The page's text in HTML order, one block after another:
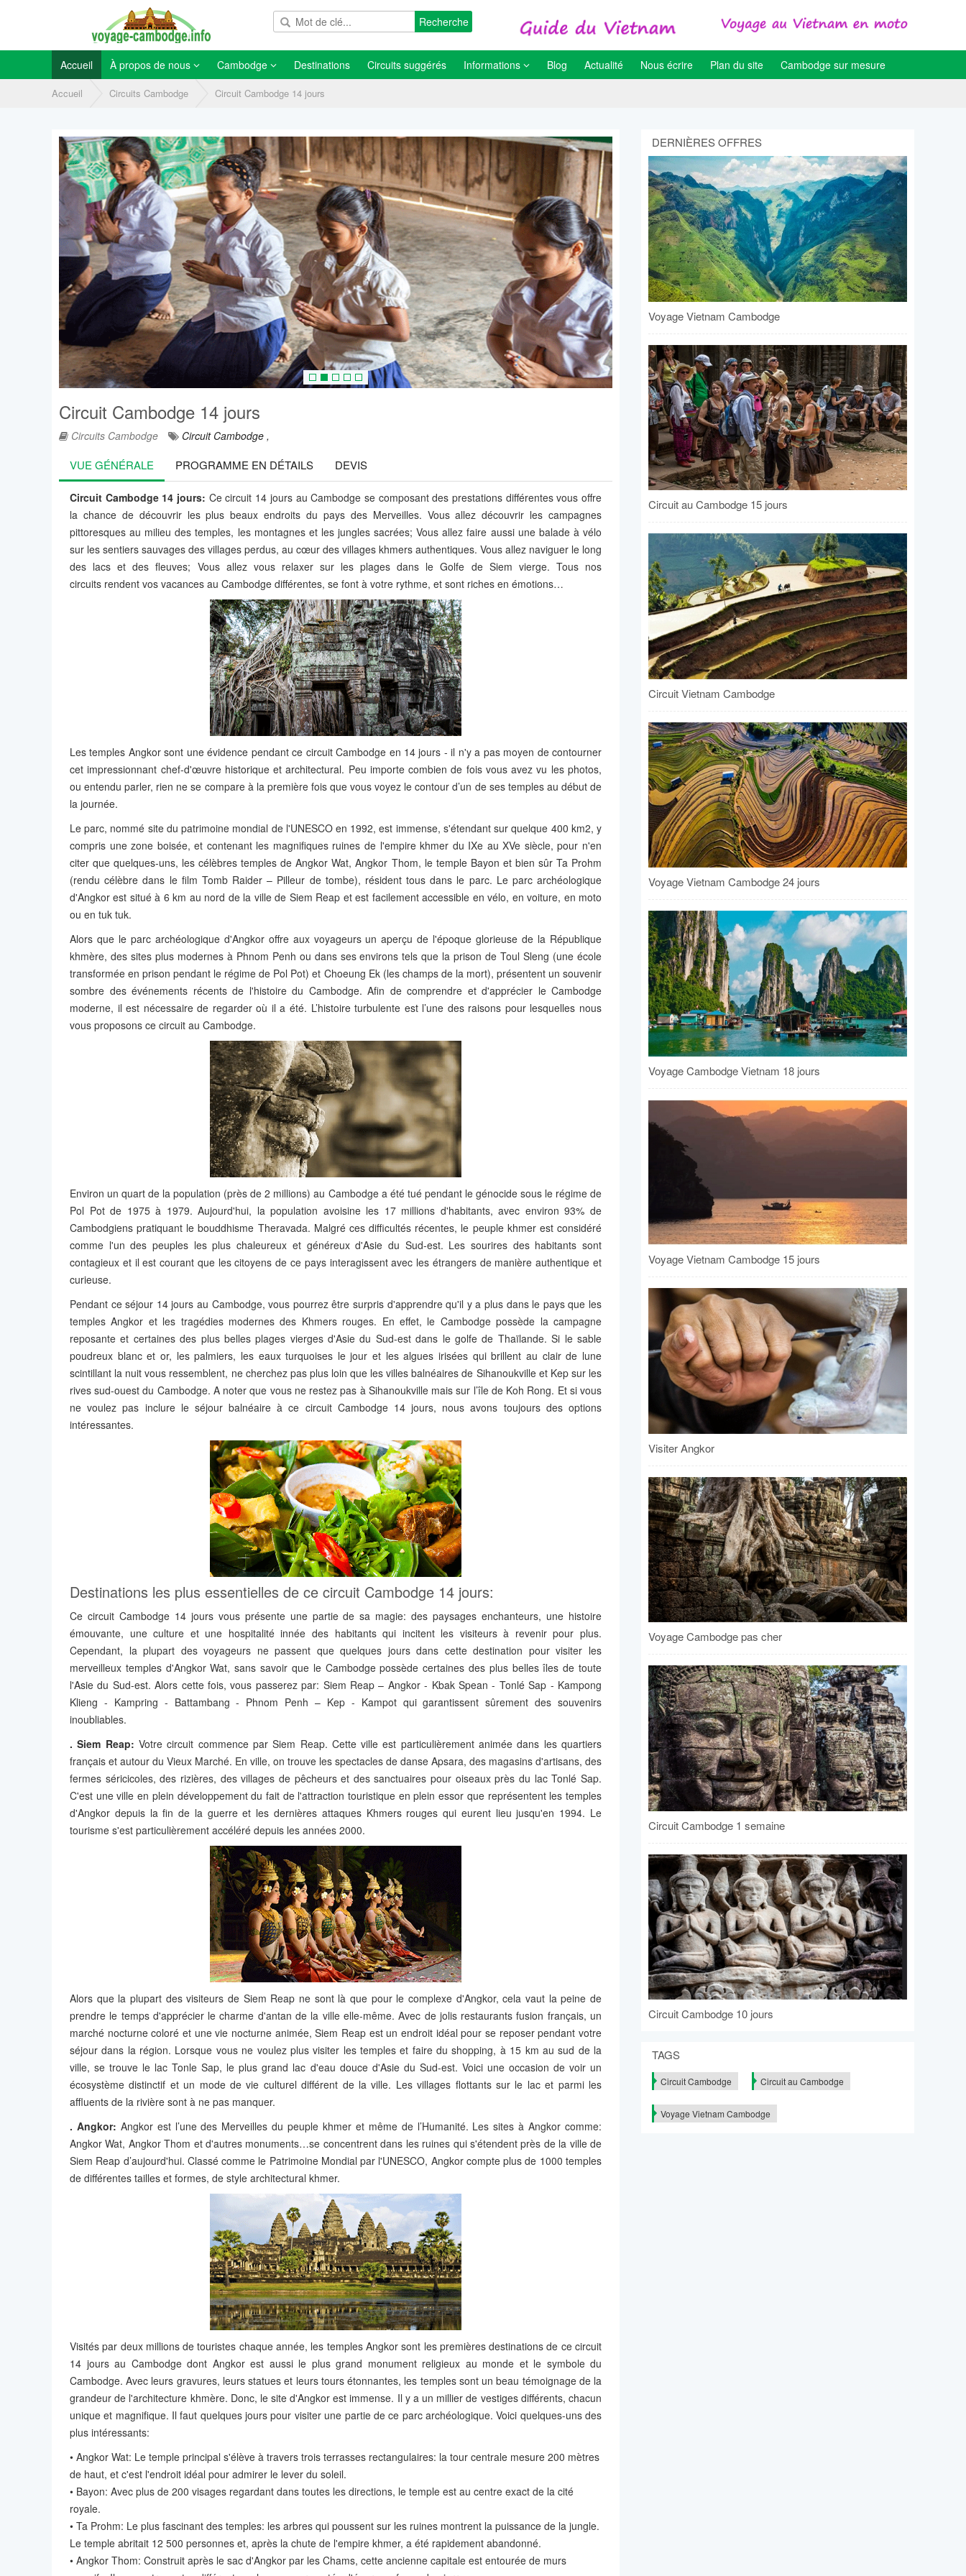
Recherche
Accueil À propos de nous Cambodge Destinations Circuits suggérés Informations Blog Actualité Nous écrire Plan du site Cambodge sur mesure
Accueil Circuits Cambodge Circuit Cambodge 14 jours
Circuit Cambodge 14 jours
Circuits Cambodge Circuit Cambodge ,
VUE GÉNÉRALE PROGRAMME EN DÉTAILS DEVIS
Circuit Cambodge 14 jours: Ce circuit 14 jours au Cambodge se composant des prestations différentes vous offre
la chance de découvrir les plus beaux endroits du pays des Merveilles. Vous allez découvrir les campagnes
pittoresques au milieu des temples, les montagnes et les jungles sacrées; Vous allez faire aussi une balade à vélo
sur les sentiers sauvages des villages perdus, au cœur des villages khmers authentiques. Vous allez naviguer le long
des lacs et des fleuves; Vous allez vous relaxer sur les plages dans le Golfe de Siem vierge. Tous nos
circuits rendent vos vacances au Cambodge différentes, se font à votre rythme, et sont riches en émotions…
Les temples Angkor sont une évidence pendant ce circuit Cambodge en 14 jours - il n'y a pas moyen de contourner
cet impressionnant chef-d'œuvre historique et architectural. Peu importe combien de fois vous avez vu les photos,
ou entendu parler, rien ne se compare à la première fois que vous voyez le contour d’un de ses temples au début de
la journée.
Le parc, nommé site du patrimoine mondial de l'UNESCO en 1992, est immense, s'étendant sur quelque 400 km2, y
compris une zone boisée, et contenant les magnifiques ruines de l'empire khmer du IXe au XVe siècle, pour n'en
citer que quelques-uns, les célèbres temples de Angkor Wat, Angkor Thom, le temple Bayon et bien sûr Ta Prohm
(rendu célèbre dans le film Tomb Raider – Pilleur de tombe), résident tous dans le parc. Le parc archéologique
d'Angkor est situé à 6 km au nord de la ville de Siem Reap et est facilement accessible en vélo, en voiture, en moto
ou en tuk tuk.
Alors que le parc archéologique d'Angkor offre aux voyageurs un aperçu de l'époque glorieuse de la République
khmère, des sites plus modernes à Phnom Penh ou dans ses environs tels que la prison de Toul Sleng (une école
transformée en prison pendant le régime de Pol Pot) et Choeung Ek (les champs de la mort), présentent un souvenir
sombre des événements récents de l'histoire du Cambodge. Afin de comprendre et d'apprécier le Cambodge
moderne, il est nécessaire de regarder où il a été. L’histoire turbulente est l’une des raisons pour lesquelles nous
vous proposons ce circuit au Cambodge.
Environ un quart de la population (près de 2 millions) au Cambodge a été tué pendant le génocide sous le régime de
Pol Pot de 1975 à 1979. Aujourd'hui, la population avoisine les 17 millions d'habitants, avec environ 93% de
Cambodgiens pratiquant le bouddhisme Theravada. Malgré ces difficultés récentes, le peuple khmer est considéré
comme l'un des peuples les plus chaleureux et généreux d'Asie du Sud-est. Les sourires des habitants sont
contagieux et il est courant que les citoyens de ce pays interagissent avec les étrangers de manière authentique et
curieuse.
Pendant ce séjour 14 jours au Cambodge, vous pourrez être surpris d'apprendre qu'il y a plus dans le pays que les
temples Angkor et les tragédies modernes des Khmers rouges. En effet, le Cambodge possède la campagne
reposante et certaines des plus belles plages vierges d'Asie du Sud-est dans le golfe de Thaïlande. Si le sable
poudreux blanc et or, les palmiers, les eaux turquoises le jour et les algues irisées qui brillent au clair de lune
scintillant la nuit vous ressemblent, ne cherchez pas plus loin que les villes balnéaires de Sihanoukville et Kep sur les
rives sud-ouest du Cambodge. A noter que vous ne restez pas à Sihanoukville mais sur l’île de Koh Rong. Et si vous
ne voulez pas inclure le séjour balnéaire à ce circuit Cambodge 14 jours, nous avons toujours des options
intéressantes.
Destinations les plus essentielles de ce circuit Cambodge 14 jours:
Ce circuit Cambodge 14 jours vous présente une partie de sa magie: des paysages enchanteurs, une histoire
émouvante, une culture et une hospitalité innée des habitants qui incitent les visiteurs à revenir pour plus.
Cependant, la plupart des voyageurs ne passent que quelques jours dans cette destination pour visiter les
merveilleux temples d'Angkor Wat, sans savoir que le Cambodge possède certaines des plus belles îles de toute
l'Asie du Sud-est. Alors cette fois, vous passerez par: Siem Reap – Angkor - Kbak Spean - Tonlé Sap - Kampong
Klieng - Kampring - Battambang - Phnom Penh – Kep - Kampot qui garantissent sûrement des souvenirs
inoubliables.
. Siem Reap: Votre circuit commence par Siem Reap. Cette ville est particulièrement animée dans les quartiers
français et autour du Vieux Marché. En ville, on trouve les spectacles de danse Apsara, des magasins d'artisans, des
fermes séricicoles, des rizières, des villages de pêcheurs et des sanctuaires pour oiseaux près du lac Tonlé Sap.
C'est une ville en plein développement du fait de l'attraction touristique en plein essor que représentent les temples
d'Angkor depuis la fin de la guerre et les dernières attaques Khmers rouges qui eurent lieu jusqu'en 1994. Le
tourisme s'est particulièrement accéléré depuis les années 2000.
Alors que la plupart des visiteurs de Siem Reap ne sont là que pour le complexe d'Angkor, cela vaut la peine de
prendre le temps d'apprécier le charme d'antan de la ville elle-même. Avec de jolis restaurants fusion français, un
marché nocturne coloré et une vie nocturne animée, Siem Reap est un endroit idéal pour se reposer pendant votre
séjour dans la région. Lorsque vous ne voulez plus visiter les temples et faire du shopping, à 15 km au sud de la
ville, se trouve le lac Tonle Sap, le plus grand lac d'eau douce d'Asie du Sud-est. Voici une occasion de voir un
écosystème distinctif et un mode de vie culturel différent de la ville. Les villages flottants sur le lac et parmi les
affluents de la rivière sont à ne pas manquer.
. Angkor: Angkor est l’une des Merveilles du peuple khmer et même de l’Humanité. Les sites à Angkor comme:
Angkor Wat, Angkor Thom et d'autres monuments…se concentrent dans les ruines qui s'étendent près de la ville de
Siem Reap d’aujourd'hui. Classé comme le Patrimoine Mondial par l'UNESCO, Angkor compte plus de 1000 temples
de différentes tailles et formes, de style architectural khmer.
Visités par deux millions de touristes chaque année, les temples Angkor sont les premières destinations de ce circuit
14 jours au Cambodge dont Angkor est aussi le plus grand monument religieux au monde et le symbole du
Cambodge. Avec leurs gravures, leurs statues et leurs tours étonnantes, les temples sont un beau témoignage de la
grandeur de l'architecture khmère. Donc, le site d'Angkor est immense. Il y a un millier de vestiges différents, chacun
unique et magnifique. Il faut quelques jours pour visiter une partie de ce parc archéologique. Voici quelques-uns des
plus intéressants:
• Angkor Wat: Le temple principal s'élève à travers trois terrasses rectangulaires: la tour centrale mesure 200 mètres
de haut, et c'est l'endroit idéal pour admirer le lever du soleil.
• Bayon: Avec plus de 200 visages regardant dans toutes les directions, le temple est au centre exact de la cité
royale.
• Ta Prohm: Le plus fascinant des temples: les arbres qui poussent sur les ruines montrent la puissance de la jungle.
Le temple abritait 12 500 personnes et, après la chute de l'empire khmer, a été rapidement abandonné.
• Angkor Thom: Construit après le sac d'Angkor par les Chams, cette ancienne capitale est entourée de murs
DERNIÈRES OFFRES
Voyage Vietnam Cambodge
Circuit au Cambodge 15 jours
Circuit Vietnam Cambodge
Voyage Vietnam Cambodge 24 jours
Voyage Cambodge Vietnam 18 jours
Voyage Vietnam Cambodge 15 jours
Visiter Angkor
Voyage Cambodge pas cher
Circuit Cambodge 1 semaine
Circuit Cambodge 10 jours
TAGS
Circuit Cambodge Circuit au Cambodge
Voyage Vietnam Cambodge